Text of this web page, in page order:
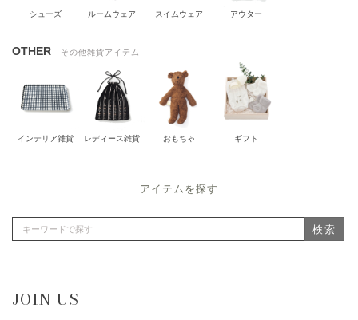
シューズ ルームウェア スイムウェア アウター
OTHER その他雑貨アイテム
インテリア雑貨 レディース雑貨 おもちゃ ギフト
アイテムを探す
検索
JOIN US